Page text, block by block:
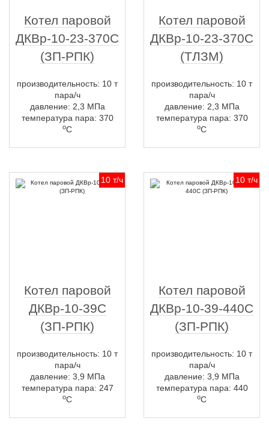
Котел паровой
ДКВр-10-23-370С
(ЗП-РПК)
производительность: 10 т
пара/ч
давление: 2,3 МПа
температура пара: 370
оС
Котел паровой
ДКВр-10-23-370С
(ТЛЗМ)
производительность: 10 т
пара/ч
давление: 2,3 МПа
температура пара: 370
оС
10 т/ч
Котел паровой
ДКВр-10-39С
(ЗП-РПК)
производительность: 10 т
пара/ч
давление: 3,9 МПа
температура пара: 247
оС
10 т/ч
Котел паровой
ДКВр-10-39-440С
(ЗП-РПК)
производительность: 10 т
пара/ч
давление: 3,9 МПа
температура пара: 440
оС